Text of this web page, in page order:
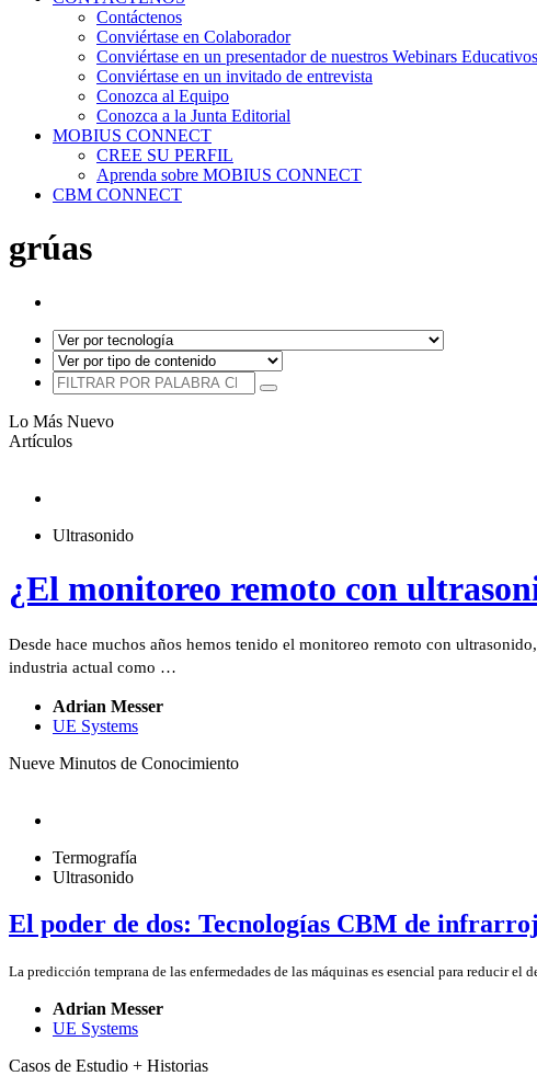
Contáctenos
Conviértase en Colaborador
Conviértase en un presentador de nuestros Webinars Educativos
Conviértase en un invitado de entrevista
Conozca al Equipo
Conozca a la Junta Editorial
MOBIUS CONNECT
CREE SU PERFIL
Aprenda sobre MOBIUS CONNECT
CBM CONNECT
grúas
Lo Más Nuevo
Artículos
Ultrasonido
¿El monitoreo remoto con
Desde hace muchos años hemos tenido el monitoreo remoto con
industria actual como …
Adrian Messer
UE Systems
Nueve Minutos de Conocimiento
Termografía
Ultrasonido
El poder de dos: Tecnologías CBM de
La predicción temprana de las enfermedades de las máquinas es esencial para reducir
Adrian Messer
UE Systems
Casos de Estudio + Historias